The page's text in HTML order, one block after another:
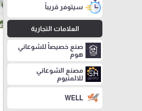
سيتوفر قريباً
العلامات التجارية
صنع خصيصاً للشوعاني
هوم
مصنع الشوعاني
للالمنيوم
WELL